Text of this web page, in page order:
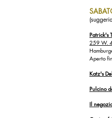
Patrick's
259 W.
Aperto
Katz's
Pulcino
Il